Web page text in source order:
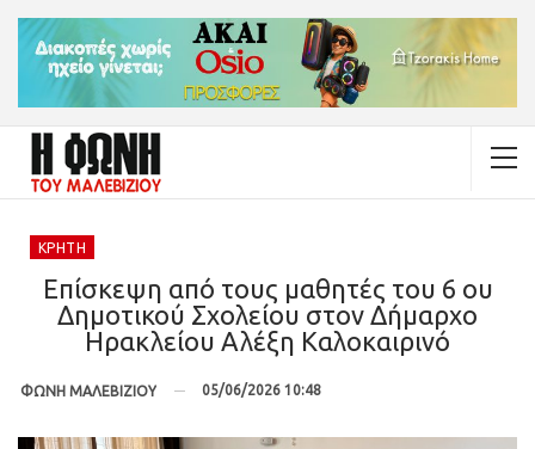
ΚΡΉΤΗ
Επίσκεψη από τους μαθητές του 6 ου
Δημοτικού Σχολείου στον Δήμαρχο
Ηρακλείου Αλέξη Καλοκαιρινό
ΦΩΝΗ ΜΑΛΕΒΙΖΙΟΥ 05/06/2026 10:48